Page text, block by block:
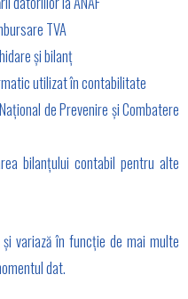
TVA
și bilanț
utilizat în contabilitate
de Prevenire și Combatere
bilanțului contabil pentru alte
variază în funcție de mai multe
dat.